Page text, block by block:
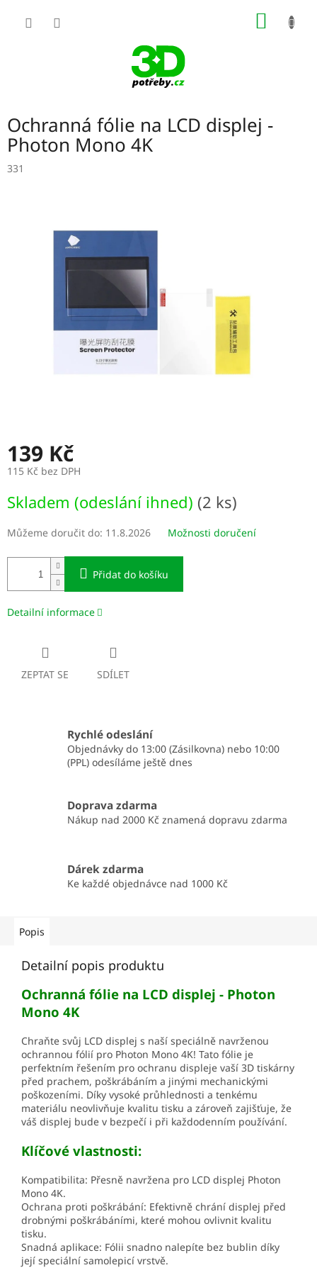
Ochranná fólie na LCD displej -
Photon Mono 4K
331
139 Kč
115 Kč bez DPH
cena:
Skladem (odeslání ihned) (2 ks)
Můžeme doručit do: 11.8.2026 Možnosti doručení
Přidat do košíku
Detailní informace
ZEPTAT SE SDÍLET
Rychlé odeslání
Objednávky do 13:00 (Zásilkovna) nebo 10:00
(PPL) odesíláme ještě dnes
Doprava zdarma
Nákup nad 2000 Kč znamená dopravu zdarma
Dárek zdarma
Ke každé objednávce nad 1000 Kč
Popis
Detailní popis produktu
Ochranná fólie na LCD displej - Photon
Mono 4K
Chraňte svůj LCD displej s naší speciálně navrženou
ochrannou fólií pro Photon Mono 4K! Tato fólie je
perfektním řešením pro ochranu displeje vaší 3D tiskárny
před prachem, poškrábáním a jinými mechanickými
poškozeními. Díky vysoké průhlednosti a tenkému
materiálu neovlivňuje kvalitu tisku a zároveň zajišťuje, že
váš displej bude v bezpečí i při každodenním používání.
Klíčové vlastnosti:
Kompatibilita: Přesně navržena pro LCD displej Photon
Mono 4K.
Ochrana proti poškrábání: Efektivně chrání displej před
drobnými poškrábáními, které mohou ovlivnit kvalitu
tisku.
Snadná aplikace: Fólii snadno nalepíte bez bublin díky
její speciální samolepicí vrstvě.